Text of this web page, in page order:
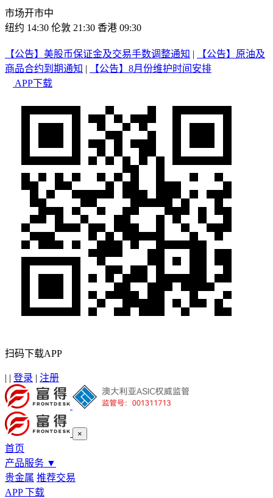
市场开市中
纽约 14:30 伦敦 21:30 香港 09:30
【公告】美股币保证金及交易手数调整通知 |
【公告】原油及
商品合约到期通知 |
【公告】8月份维护时间安排
APP下载
扫码下载APP
| | 登录 | 注册
×
首页
产品服务 ▼
贵金属 推荐交易
APP 下载